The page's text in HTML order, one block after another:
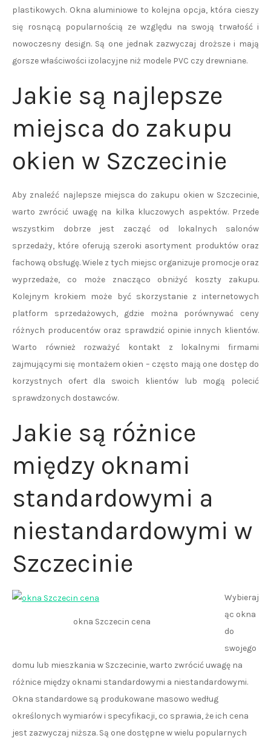
plastikowych. Okna aluminiowe to kolejna opcja, która cieszy
się rosnącą popularnością ze względu na swoją trwałość i
nowoczesny design. Są one jednak zazwyczaj droższe i mają
gorsze właściwości izolacyjne niż modele PVC czy drewniane.
Jakie są najlepsze
miejsca do zakupu
okien w Szczecinie
Aby znaleźć najlepsze miejsca do zakupu okien w Szczecinie,
warto zwrócić uwagę na kilka kluczowych aspektów. Przede
wszystkim dobrze jest zacząć od lokalnych salonów
sprzedaży, które oferują szeroki asortyment produktów oraz
fachową obsługę. Wiele z tych miejsc organizuje promocje oraz
wyprzedaże, co może znacząco obniżyć koszty zakupu.
Kolejnym krokiem może być skorzystanie z internetowych
platform sprzedażowych, gdzie można porównywać ceny
różnych producentów oraz sprawdzić opinie innych klientów.
Warto również rozważyć kontakt z lokalnymi firmami
zajmującymi się montażem okien – często mają one dostęp do
korzystnych ofert dla swoich klientów lub mogą polecić
sprawdzonych dostawców.
Jakie są różnice
między oknami
standardowymi a
niestandardowymi w
Szczecinie
okna Szczecin cena
Wybieraj
ąc okna
do
swojego
domu lub mieszkania w Szczecinie, warto zwrócić uwagę na
różnice między oknami standardowymi a niestandardowymi.
Okna standardowe są produkowane masowo według
określonych wymiarów i specyfikacji, co sprawia, że ich cena
jest zazwyczaj niższa. Są one dostępne w wielu popularnych